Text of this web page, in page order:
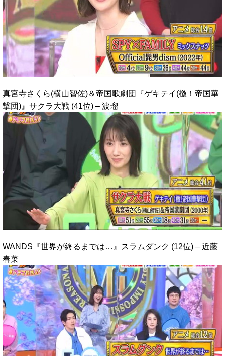
真宮寺さくら(横山智佐)＆帝国歌劇団『ゲキテイ(檄！帝国華
撃団)』サクラ大戦 (41位) – 波瑠
WANDS『世界が終るまでは…』スラムダンク (12位) – 近藤
春菜